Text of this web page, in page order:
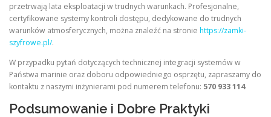
przetrwają lata eksploatacji w trudnych warunkach. Profesjonalne,
certyfikowane systemy kontroli dostępu, dedykowane do trudnych
warunków atmosferycznych, można znaleźć na stronie https://zamki-
szyfrowe.pl/.
W przypadku pytań dotyczących technicznej integracji systemów w
Państwa marinie oraz doboru odpowiedniego osprzętu, zapraszamy do
kontaktu z naszymi inżynierami pod numerem telefonu: 570 933 114.
Podsumowanie i Dobre Praktyki